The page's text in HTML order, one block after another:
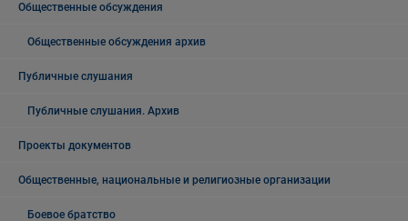
Общественные обсуждения
Общественные обсуждения архив
Публичные слушания
Публичные слушания. Архив
Проекты документов
Общественные, национальные и религиозные организации
Боевое братство